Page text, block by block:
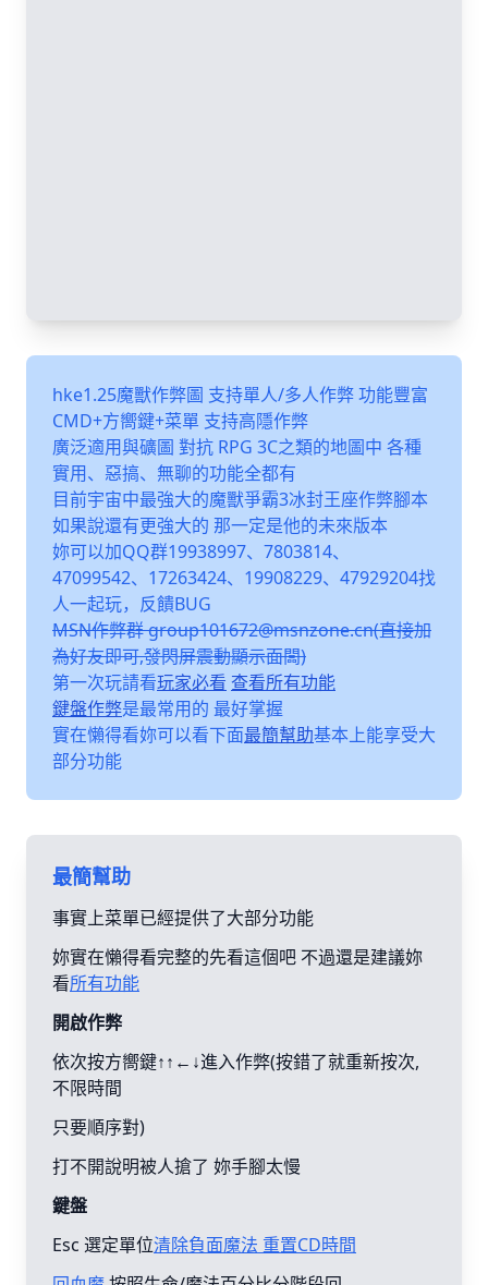
hke1.25魔獸作弊圖 支持單人/多人作弊 功能豐富
CMD+方嚮鍵+菜單 支持高隱作弊
廣泛適用與礦圖 對抗 RPG 3C之類的地圖中 各種
實用、惡搞、無聊的功能全都有
目前宇宙中最強大的魔獸爭霸3冰封王座作弊腳本
如果說還有更強大的 那一定是他的未來版本
妳可以加QQ群19938997、7803814、
47099542、17263424、19908229、47929204找
人一起玩，反饋BUG
MSN作弊群 group101672@msnzone.cn(直接加
為好友即可,發閃屏震動顯示面闆)
第一次玩請看玩家必看 查看所有功能
鍵盤作弊是最常用的 最好掌握
實在懶得看妳可以看下面最簡幫助基本上能享受大
部分功能
最簡幫助
事實上菜單已經提供了大部分功能
妳實在懶得看完整的先看這個吧 不過還是建議妳
看所有功能
開啟作弊
依次按方嚮鍵↑↑←↓進入作弊(按錯了就重新按次,
不限時間
只要順序對)
打不開說明被人搶了 妳手腳太慢
鍵盤
Esc 選定單位清除負面魔法 重置CD時間